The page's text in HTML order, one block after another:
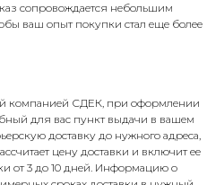
сопровождается небольшим
ваш опыт покупки стал еще более
компанией СДЕК, при оформлении
для вас пункт выдачи в вашем
доставку до нужного адреса,
цену доставки и включит ее
от 3 до 10 дней. Информацию о